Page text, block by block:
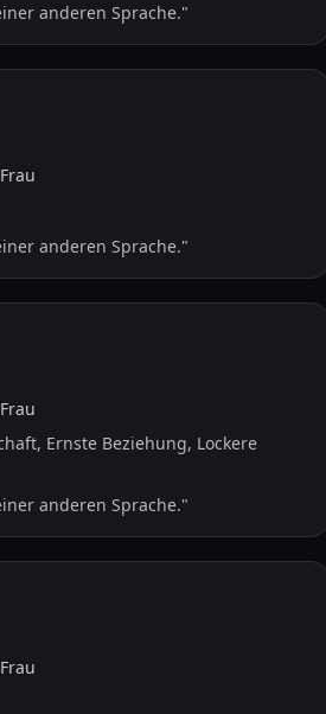
anderen Sprache."
Frau
anderen Sprache."
Frau
Ernste Beziehung, Lockere
anderen Sprache."
Frau